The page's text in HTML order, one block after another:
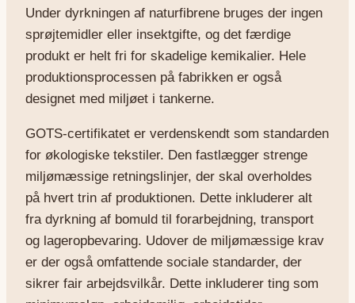
Under dyrkningen af naturfibrene bruges der ingen
sprøjtemidler eller insektgifte, og det færdige
produkt er helt fri for skadelige kemikalier. Hele
produktionsprocessen på fabrikken er også
designet med miljøet i tankerne.
GOTS-certifikatet er verdenskendt som standarden
for økologiske tekstiler. Den fastlægger strenge
miljømæssige retningslinjer, der skal overholdes
på hvert trin af produktionen. Dette inkluderer alt
fra dyrkning af bomuld til forarbejdning, transport
og lageropbevaring. Udover de miljømæssige krav
er der også omfattende sociale standarder, der
sikrer fair arbejdsvilkår. Dette inkluderer ting som